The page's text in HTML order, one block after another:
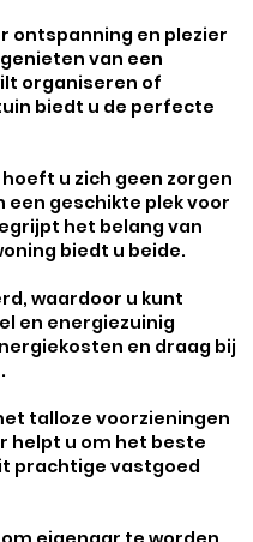
ontspanning en plezier
van een
organiseren of
biedt u de perfecte
u zich geen zorgen
een geschikte plek voor
het belang van
biedt u beide.
waardoor u kunt
en energiezuinig
en draag bij
talloze voorzieningen
helpt u om het beste
prachtige vastgoed